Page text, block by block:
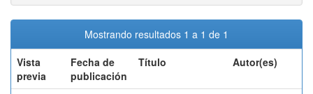
Mostrando resultados 1 a 1 de 1
Vista
previa
Fecha de
publicación
Título Autor(es)